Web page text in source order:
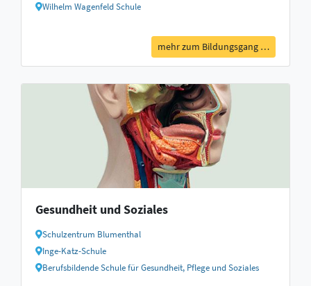
Wilhelm Wagenfeld Schule
mehr zum Bildungsgang …
Gesundheit und Soziales
Schulzentrum Blumenthal
Inge-Katz-Schule
Berufsbildende Schule für Gesundheit, Pflege und Soziales